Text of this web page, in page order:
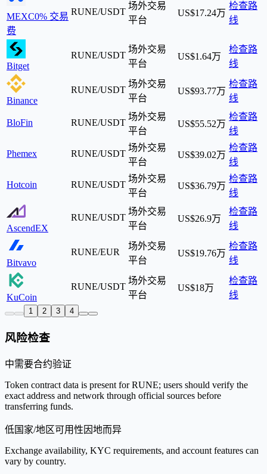
MEXC0% 交易
费
RUNE/USDT
场外交易
平台
US$17.24万
检查路
线
Bitget
RUNE/USDT
场外交易
平台
US$1.64万
检查路
线
Binance
RUNE/USDT
场外交易
平台
US$93.77万
检查路
线
BloFin RUNE/USDT
场外交易
平台
US$55.52万
检查路
线
Phemex RUNE/USDT
场外交易
平台
US$39.02万
检查路
线
Hotcoin RUNE/USDT
场外交易
平台
US$36.79万
检查路
线
AscendEX
RUNE/USDT
场外交易
平台
US$26.9万
检查路
线
Bitvavo
RUNE/EUR
场外交易
平台
US$19.76万
检查路
线
KuCoin
RUNE/USDT
场外交易
平台
US$18万
检查路
线
1 2 3 4
风险检查
中需要合约验证
Token contract data is present for RUNE; users should verify the
exact address and network through official sources before
transferring funds.
低国家/地区可用性因地而异
Exchange availability, KYC requirements, and account features can
vary by country.